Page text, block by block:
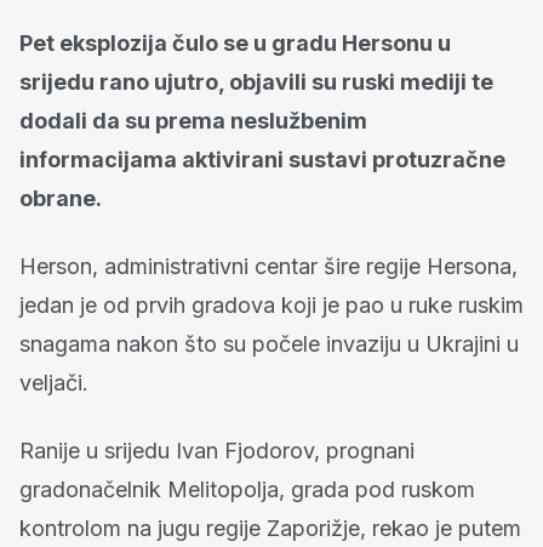
Pet eksplozija čulo se u gradu Hersonu u
srijedu rano ujutro, objavili su ruski mediji te
dodali da su prema neslužbenim
informacijama aktivirani sustavi protuzračne
obrane.
Herson, administrativni centar šire regije Hersona,
jedan je od prvih gradova koji je pao u ruke ruskim
snagama nakon što su počele invaziju u Ukrajini u
veljači.
Ranije u srijedu Ivan Fjodorov, prognani
gradonačelnik Melitopolja, grada pod ruskom
kontrolom na jugu regije Zaporižje, rekao je putem